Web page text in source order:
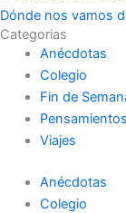
Dónde nos vamos
Categorias
Anécdotas
Colegio
Fin de
Pensamientos
Viajes
Anécdotas
Colegio